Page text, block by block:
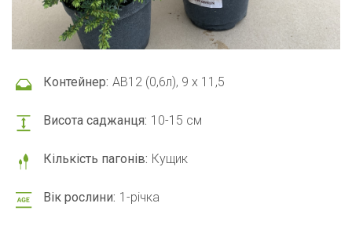
Контейнер: АВ12 (0,6л), 9 x 11,5
Висота саджанця: 10-15 см
Кількість пагонів: Кущик
Вік рослини: 1-річка